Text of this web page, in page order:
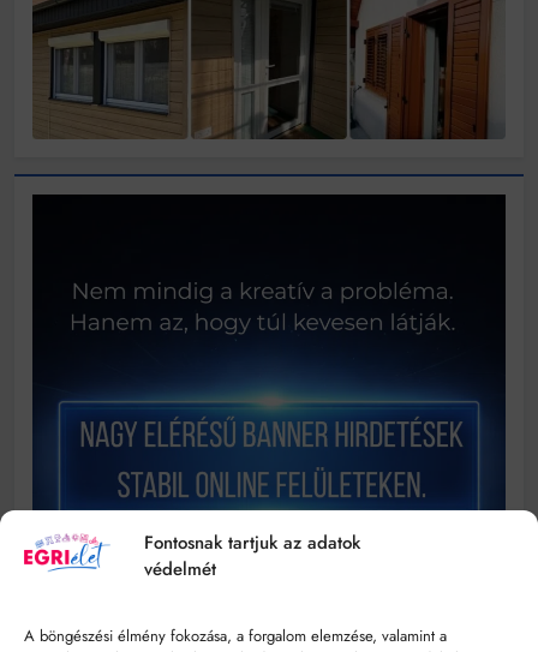
Fontosnak tartjuk az adatok
védelmét
A böngészési élmény fokozása, a forgalom elemzése, valamint a